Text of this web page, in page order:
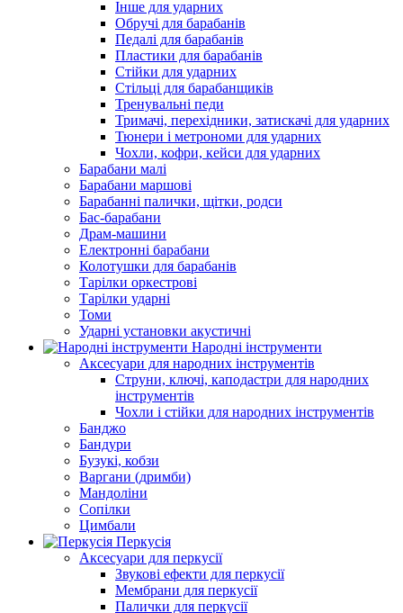
Інше для ударних
Обручі для барабанів
Педалі для барабанів
Пластики для барабанів
Стійки для ударних
Стільці для барабанщиків
Тренувальні педи
Тримачі, перехідники, затискачі для ударних
Тюнери і метрономи для ударних
Чохли, кофри, кейси для ударних
Барабани малі
Барабани маршові
Барабанні палички, щітки, родси
Бас-барабани
Драм-машини
Електронні барабани
Колотушки для барабанів
Тарілки оркестрові
Тарілки ударні
Томи
Ударні установки акустичні
Народні інструменти
Аксесуари для народних інструментів
Струни, ключі, каподастри для народних
інструментів
Чохли і стійки для народних інструментів
Банджо
Бандури
Бузукі, кобзи
Варгани (дримби)
Мандоліни
Сопілки
Цимбали
Перкусія
Аксесуари для перкусії
Звукові ефекти для перкусії
Мембрани для перкусії
Палички для перкусії